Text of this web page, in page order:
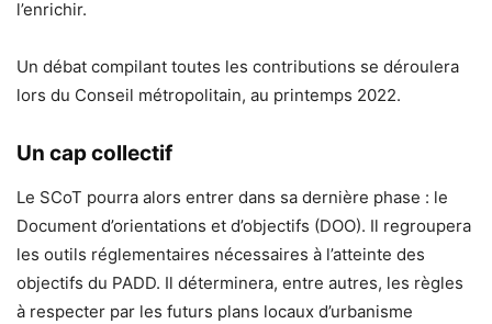
l’enrichir.
Un débat compilant toutes les contributions se déroulera
lors du Conseil métropolitain, au printemps 2022.
Un cap collectif
Le SCoT pourra alors entrer dans sa dernière phase : le
Document d’orientations et d’objectifs (DOO). Il regroupera
les outils réglementaires nécessaires à l’atteinte des
objectifs du PADD. Il déterminera, entre autres, les règles
à respecter par les futurs plans locaux d’urbanisme